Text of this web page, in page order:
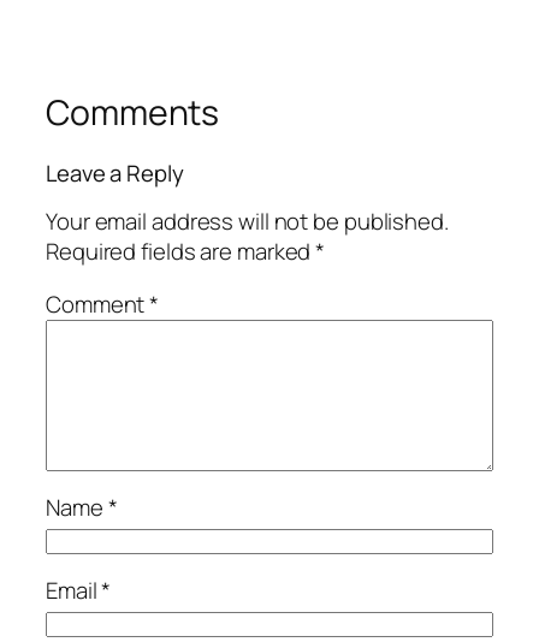
Comments
Leave a Reply
Your email address will not be published.
Required fields are marked*
Comment*
Name*
Email*